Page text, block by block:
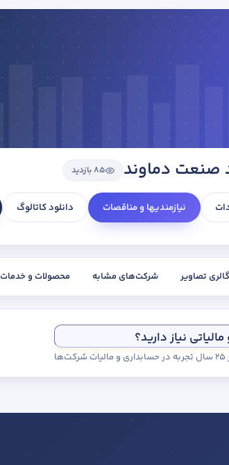
صنعت دماوند 85 بازدید
نیازمندیها و مناقصات دانلود کاتالوگ
گالری تصاویر شرکت‌های مشابه محصولات و خدمات
نیاز دارید؟